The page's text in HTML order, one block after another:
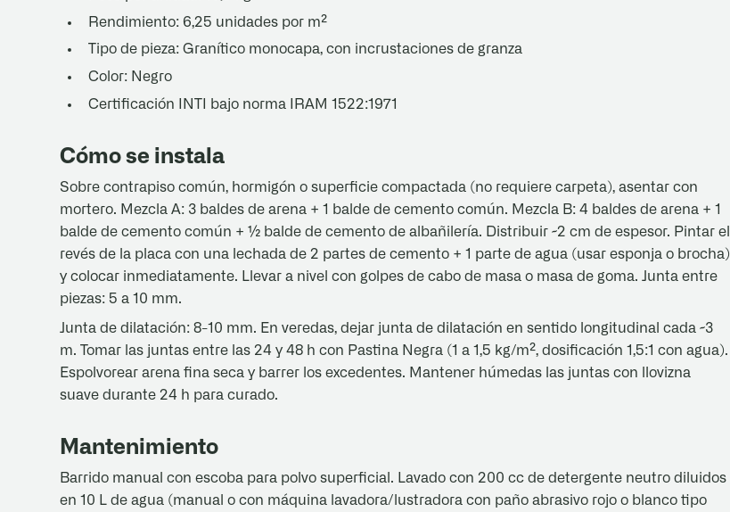
Rendimiento: 6,25 unidades por m²
Tipo de pieza: Granítico monocapa, con incrustaciones de granza
Color: Negro
Certificación INTI bajo norma IRAM 1522:1971
Cómo se instala
Sobre contrapiso común, hormigón o superficie compactada (no requiere carpeta), asentar con
mortero. Mezcla A: 3 baldes de arena + 1 balde de cemento común. Mezcla B: 4 baldes de arena + 1
balde de cemento común + ½ balde de cemento de albañilería. Distribuir ~2 cm de espesor. Pintar el
revés de la placa con una lechada de 2 partes de cemento + 1 parte de agua (usar esponja o brocha)
y colocar inmediatamente. Llevar a nivel con golpes de cabo de masa o masa de goma. Junta entre
piezas: 5 a 10 mm.
Junta de dilatación: 8-10 mm. En veredas, dejar junta de dilatación en sentido longitudinal cada ~3
m. Tomar las juntas entre las 24 y 48 h con Pastina Negra (1 a 1,5 kg/m², dosificación 1,5:1 con agua).
Espolvorear arena fina seca y barrer los excedentes. Mantener húmedas las juntas con llovizna
suave durante 24 h para curado.
Mantenimiento
Barrido manual con escoba para polvo superficial. Lavado con 200 cc de detergente neutro diluidos
en 10 L de agua (manual o con máquina lavadora/lustradora con paño abrasivo rojo o blanco tipo